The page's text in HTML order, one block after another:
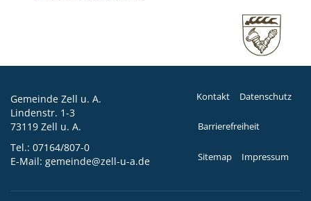
Gemeinde Zell u. A.
Lindenstr. 1-3
73119 Zell u. A.
Tel.: 07164/807-0
E-Mail: gemeinde@zell-u-a.de
Kontakt Datenschutz
Barrierefreiheit
Sitemap Impressum